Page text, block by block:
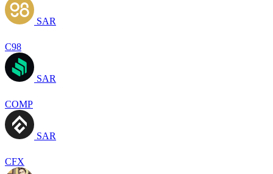
SAR
C98
SAR
COMP
SAR
CFX